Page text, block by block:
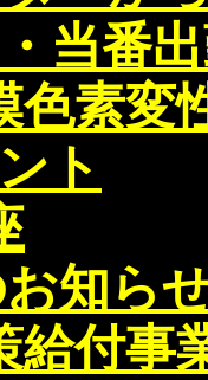
当番
色素変
ト
知ら
給付事